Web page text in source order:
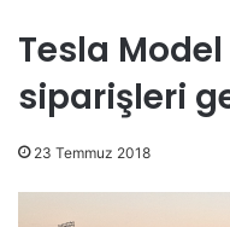
Tesla
siparişleri
23 Temmuz 2018